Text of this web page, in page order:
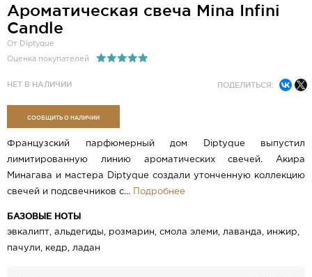
Ароматическая свеча Mina Infini
Candle
От Diptyque
Оценка покупателей
НЕТ В НАЛИЧИИ
СООБЩИТЬ О НАЛИЧИИ
ПОДЕЛИТЬСЯ:
Французский парфюмерный дом Diptyque выпустил
лимитированную линию ароматических свечей. Акира
Минагава и мастера Diptyque создали утонченную коллекцию
свечей и подсвечников с... Подробнее
БАЗОВЫЕ НОТЫ
​эвкалипт, альдегиды, розмарин, смола элеми, лаванда, инжир,
пачули, кедр, ладан